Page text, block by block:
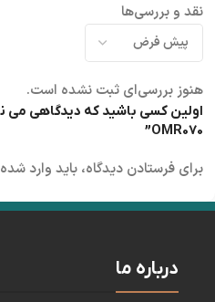
نقد و بررسی‌ها
هنوز بررسی‌ای ثبت نشده است.
OMR070”
برای فرستادن دیدگاه، باید وارد شده
درباره ما